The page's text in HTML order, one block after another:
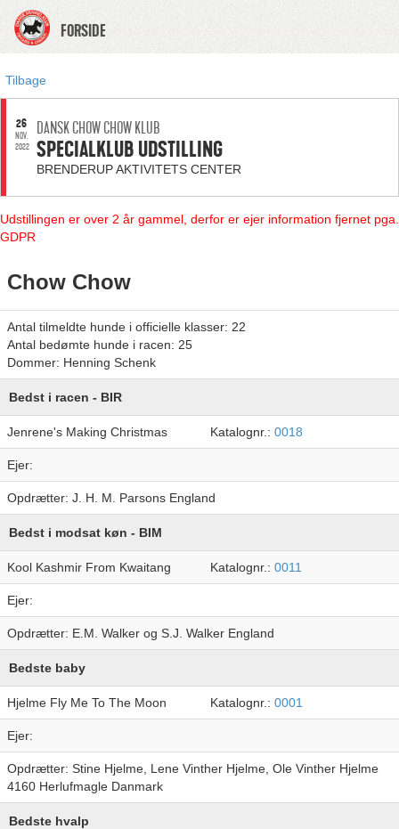
FORSIDE
Tilbage
26
NOV.
2022
DANSK CHOW CHOW KLUB
SPECIALKLUB UDSTILLING
BRENDERUP AKTIVITETS CENTER
Udstillingen er over 2 år gammel, derfor er ejer information fjernet pga.
GDPR
Chow Chow
Antal tilmeldte hunde i officielle klasser: 22
Antal bedømte hunde i racen: 25
Dommer: Henning Schenk
Bedst i racen - BIR
Jenrene's Making Christmas Katalognr.: 0018
Ejer:
Opdrætter: J. H. M. Parsons England
Bedst i modsat køn - BIM
Kool Kashmir From Kwaitang Katalognr.: 0011
Ejer:
Opdrætter: E.M. Walker og S.J. Walker England
Bedste baby
Hjelme Fly Me To The Moon Katalognr.: 0001
Ejer:
Opdrætter: Stine Hjelme, Lene Vinther Hjelme, Ole Vinther Hjelme
4160 Herlufmagle Danmark
Bedste hvalp